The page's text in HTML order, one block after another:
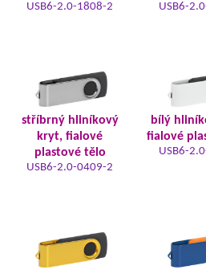
USB6-2.0-1808-2 USB6-
stříbrný hliníkový
kryt, fialové
plastové tělo
USB6-2.0-0409-2
bílý
fialové
USB6-